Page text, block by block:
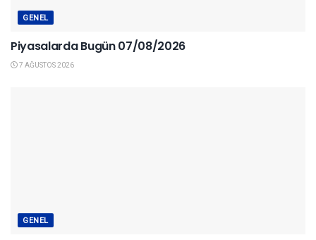
GENEL
Piyasalarda Bugün 07/08/2026
7 AĞUSTOS 2026
GENEL